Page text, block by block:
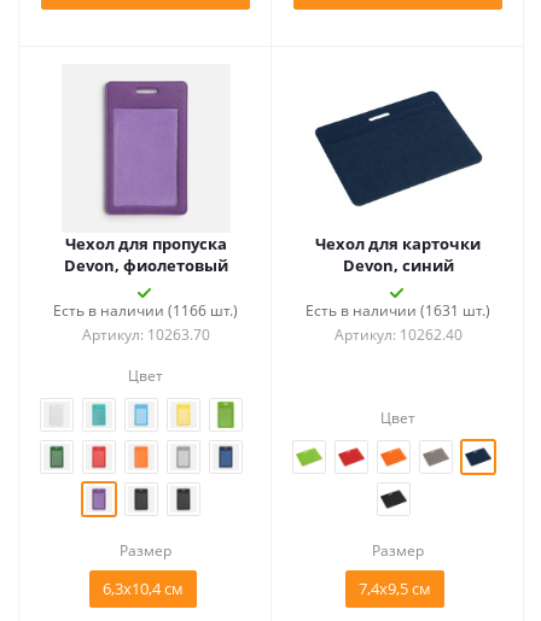
Чехол для пропуска
Devon, фиолетовый
Есть в наличии (1166 шт.)
Артикул: 10263.70
Цвет
Размер
6,3х10,4 см
Чехол для карточки
Devon, синий
Есть в наличии (1631 шт.)
Артикул: 10262.40
Цвет
Размер
7,4х9,5 см